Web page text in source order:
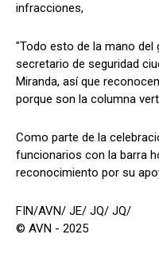
infracciones,
"Todo esto de la mano del
secretario de seguridad
Miranda, así que
porque son la columna
Como parte de la
funcionarios con la barra
reconocimiento por su
FIN/AVN/ JE/ JQ/ JQ/
© AVN - 2025